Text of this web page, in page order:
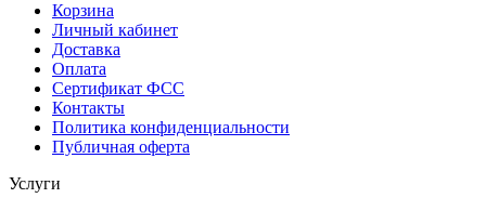
Корзина
Личный кабинет
Доставка
Оплата
Сертификат ФСС
Контакты
Политика конфиденциальности
Публичная оферта
Услуги